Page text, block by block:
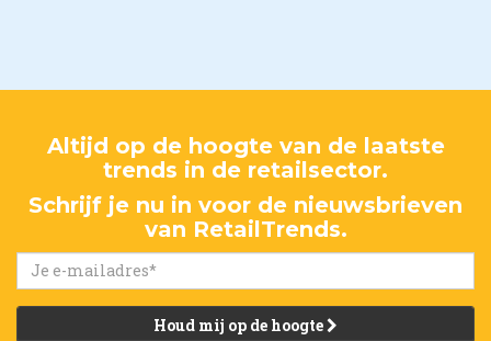
Altijd op de hoogte van de laatste
trends in de retailsector.
Schrijf je nu in voor de nieuwsbrieven
van RetailTrends.
Houd mij op de hoogte